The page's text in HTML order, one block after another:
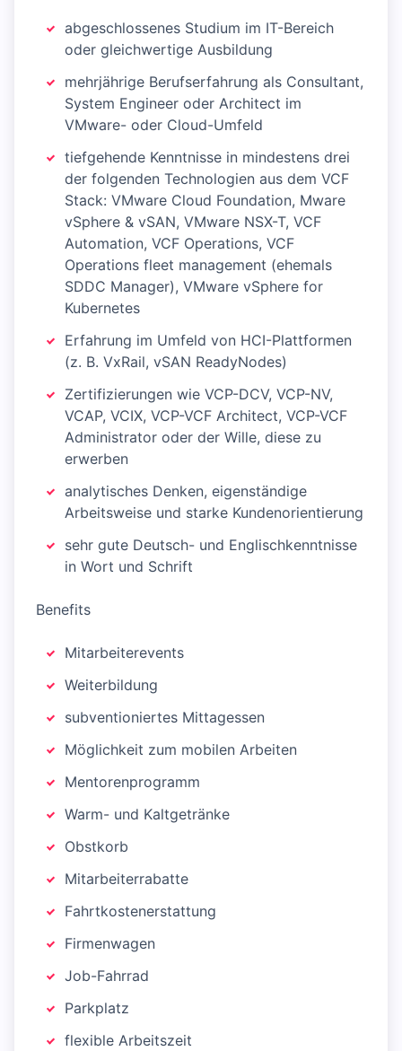
abgeschlossenes Studium im IT-Bereich
oder gleichwertige Ausbildung
mehrjährige Berufserfahrung als Consultant,
System Engineer oder Architect im
VMware- oder Cloud-Umfeld
tiefgehende Kenntnisse in mindestens drei
der folgenden Technologien aus dem VCF
Stack: VMware Cloud Foundation, Mware
vSphere & vSAN, VMware NSX-T, VCF
Automation, VCF Operations, VCF
Operations fleet management (ehemals
SDDC Manager), VMware vSphere for
Kubernetes
Erfahrung im Umfeld von HCI-Plattformen
(z. B. VxRail, vSAN ReadyNodes)
Zertifizierungen wie VCP-DCV, VCP-NV,
VCAP, VCIX, VCP-VCF Architect, VCP-VCF
Administrator oder der Wille, diese zu
erwerben
analytisches Denken, eigenständige
Arbeitsweise und starke Kundenorientierung
sehr gute Deutsch- und Englischkenntnisse
in Wort und Schrift
Benefits
Mitarbeiterevents
Weiterbildung
subventioniertes Mittagessen
Möglichkeit zum mobilen Arbeiten
Mentorenprogramm
Warm- und Kaltgetränke
Obstkorb
Mitarbeiterrabatte
Fahrtkostenerstattung
Firmenwagen
Job-Fahrrad
Parkplatz
flexible Arbeitszeit